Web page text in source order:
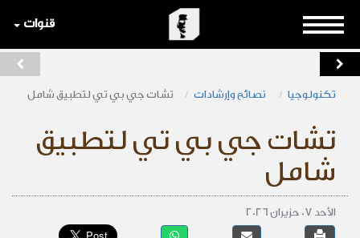
قنوات
تكنولوجيا نصائح وإرشادات تشات جي بي تي لتطبيق شامل
تشات جي بي تي لتطبيق
شامل
الأحد 07 حزيران 2026